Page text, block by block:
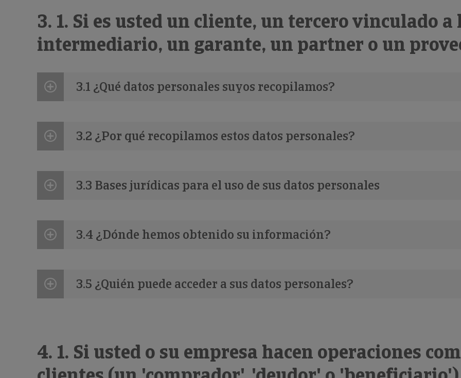
3. 1. Si es usted un cliente, un tercero vinculado
intermediario, un garante, un partner o un
3.1 ¿Qué datos personales suyos recopilamos?
3.2 ¿Por qué recopilamos estos datos personales?
3.3 Bases jurídicas para el uso de sus datos personales
3.4 ¿Dónde hemos obtenido su información?
3.5 ¿Quién puede acceder a sus datos personales?
4. 1. Si usted o su empresa hacen operaciones